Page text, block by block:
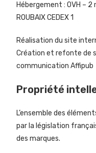
Hébergement : OVH –
ROUBAIX CEDEX 1
Réalisation du site
Création et refonte de
communication Affipub
Propriété
L’ensemble des
par la législation
des marques.